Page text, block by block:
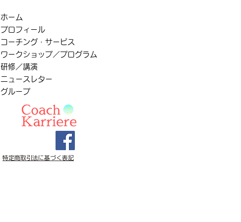
ホーム
プロフィール
コーチング・サービス
ワークショップ／プログラム
研修／講演
ニュースレター
グループ
特定商取引法に基づく表記